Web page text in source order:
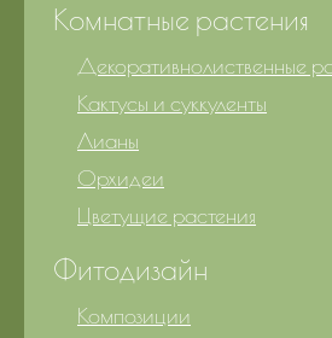
Комнатные растения
Декоративнолиственные
Кактусы и суккуленты
Лианы
Орхидеи
Цветущие растения
Фитодизайн
Композиции